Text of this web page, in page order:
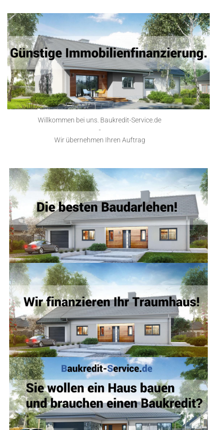
Willkommen bei uns. Baukredit-Service.de
-
Wir übernehmen Ihren Auftrag